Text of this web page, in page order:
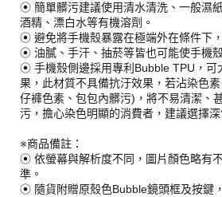
⦿ 簡單髒污建議使用清水清洗、一般濕
酒精、漂白水等有機溶劑。
⦿ 避免將手機殼暴露在極端外在條件下
⦿ 油膩、手汗、抽菸等皆也可能使手機
⦿ 手機殼側邊採用專利Bubble TPU，可
果，此材質不具備抗汙效果，若沾染色
仔褲色素、包包內髒污)，將不易清潔、
污，擔心染色明顯的消費者，建議選擇深
※商品備註：
⦿ 依螢幕與解析度不同，圖片顏色略有
準。
⦿ 隨貨附贈原殼色Bubble鏡頭框及按鍵